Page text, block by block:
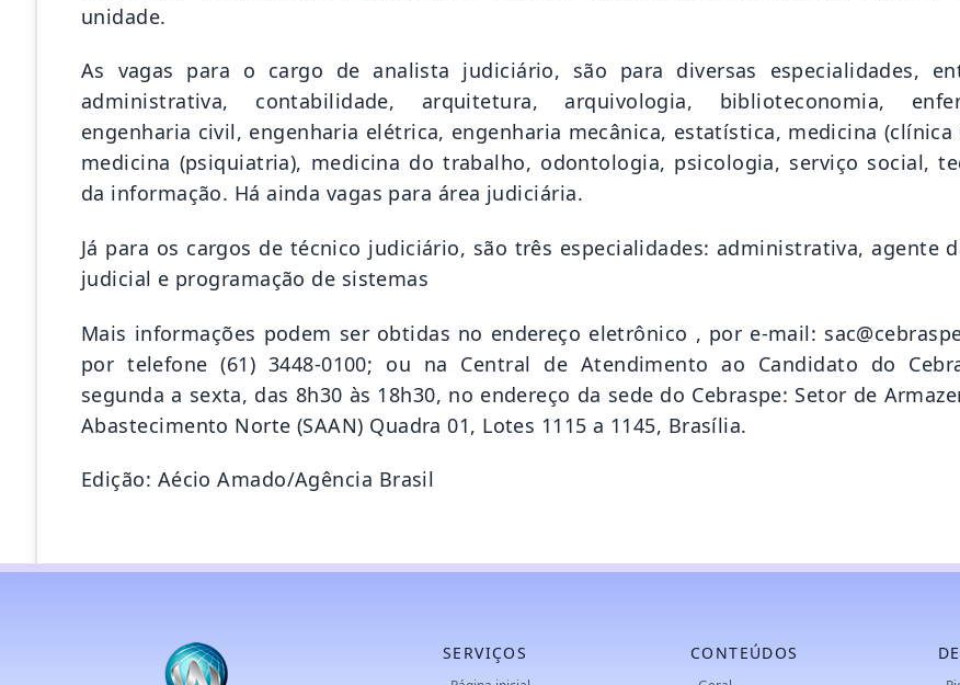
unidade.
As vagas para o cargo de analista judiciário, são para diversas especialidades,
administrativa, contabilidade, arquitetura, arquivologia, biblioteconomia,
engenharia civil, engenharia elétrica, engenharia mecânica, estatística, medicina (clínica
medicina (psiquiatria), medicina do trabalho, odontologia, psicologia, serviço social,
da informação. Há ainda vagas para área judiciária.
Já para os cargos de técnico judiciário, são três especialidades: administrativa, agente
judicial e programação de sistemas
Mais informações podem ser obtidas no endereço eletrônico , por e-mail:
por telefone (61) 3448-0100; ou na Central de Atendimento ao Candidato do
segunda a sexta, das 8h30 às 18h30, no endereço da sede do Cebraspe: Setor de
Abastecimento Norte (SAAN) Quadra 01, Lotes 1115 a 1145, Brasília.
Edição: Aécio Amado/Agência Brasil
SERVIÇOS CONTEÚDOS